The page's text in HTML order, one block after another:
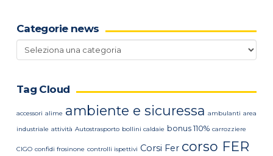
Categorie news
Categorie
news
Tag Cloud
accessori alime ambiente e sicuressa ambulanti area
industriale attività Autostrasporto bollini caldaie bonus 110% carrozziere
CIGO confidi frosinone controlli ispettivi Corsi Fer corso FER